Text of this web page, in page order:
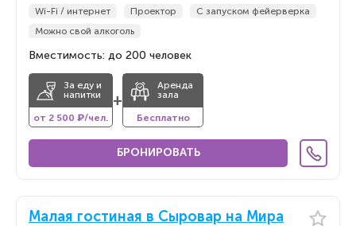
Wi-Fi / интернет
Проектор
С запуском фейерверка
Можно свой алкоголь
Вместимость: до 200 человек
За еду и
напитки
от 2 500 ₽/чел.
+
Аренда
зала
Бесплатно
БРОНИРОВАТЬ
Малая гостиная в Сыровар на Мира